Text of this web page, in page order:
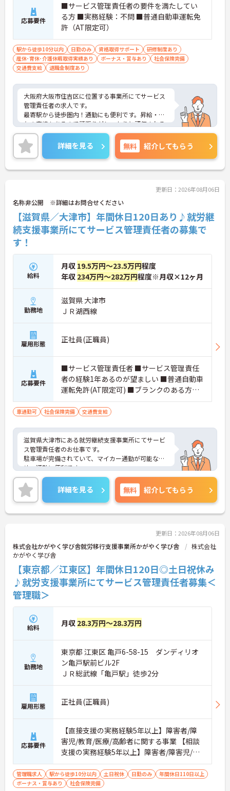
応募要件
■サービス管理責任者の要件を満たしてい
る方 ■実務経験：不問 ■普通自動車運転免
許（AT限定可）
駅から徒歩10分以内 日勤のみ 資格取得サポート
研修制度あり
産休･育休･介護休暇取得実績あり
ボーナス・賞与あり
社会保険完備
交通費支給
退職金制度あり
大阪府大阪市住吉区に位置する事業所にてサービス
管理責任者の求人です。
最寄駅から徒歩圏内！通勤にも便利です。昇給・賞
与の実績もあるので頑張りがしっかりと評価される
環境です。
ご興味のある方には、面接対策ポイントなど、さら
に詳細をご案内しますのでお気軽にご相談くださ
い！
詳細を見る 無料 紹介してもらう
更新日：2026年08月06日
名称非公開 ※詳細はお問合せください
【滋賀県／大津市】年間休日120日あり♪就労継
続支援事業所にてサービス管理責任者の募集で
す！
給料
月収 19.5万円～23.5万円程度
年収 234万円～282万円程度※月収×12ヶ月
勤務地
滋賀県 大津市
ＪＲ湖西線
雇用形態 正社員(正職員)
応募要件
■サービス管理責任者 ■サービス管理責任
者の経験1年あるのが望ましい ■普通自動車
運転免許(AT限定可) ■ブランクのある方も
歓迎
車通勤可 社会保険完備 交通費支給
滋賀県大津市にある就労継続支援事業所にてサービ
ス管理責任者のお仕事です。
駐車場が完備されていて、マイカー通勤が可能なた
め、通勤に便利です。
ご興味ある方には、面接対策ポイントなど、さらに
詳細をお話しいたしますのでお気軽にご相談くださ
い。
詳細を見る 無料 紹介してもらう
更新日：2026年08月06日
株式会社かがやく学び舎就労移行支援事業所かがやく学び舎
株式会社
かがやく学び舎
【東京都／江東区】年間休日120日◎土日祝休み
♪就労支援事業所にてサービス管理責任者募集＜
管理職＞
給料 月収 28.3万円～28.3万円
勤務地
東京都 江東区 亀戸6-58-15 ダンディリオ
ン亀戸駅前ビル2F
ＪＲ総武線「亀戸駅」徒歩2分
雇用形態 正社員(正職員)
応募要件
【直接支援の実務経験5年以上】障害者/障
害児/教育/医療/高齢者に関する事業 【相談
支援の実務経験5年以上】障害者/障害児/教
育/医療/高齢者に関する事業
管理職求人 駅から徒歩10分以内 土日祝休 日勤のみ
年間休日110日以上
ボーナス・賞与あり
社会保険完備